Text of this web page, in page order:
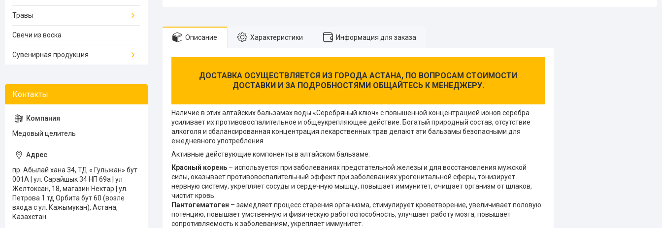
Описание Характеристики Информация для заказа
ДОСТАВКА ОСУЩЕСТВЛЯЕТСЯ ИЗ ГОРОДА АСТАНА, ПО ВОПРОСАМ СТОИМОСТИ
ДОСТАВКИ И ЗА ПОДРОБНОСТЯМИ ОБЩАЙТЕСЬ К МЕНЕДЖЕРУ.
Наличие в этих алтайских бальзамах воды «Серебряный ключ» с повышенной концентрацией ионов серебра
усиливает их противовоспалительное и общеукрепляющее действие. Богатый природный состав, отсутствие
алкоголя и сбалансированная концентрация лекарственных трав делают эти бальзамы безопасными для
ежедневного употребления.
Активные действующие компоненты в алтайском бальзаме:
Красный корень – используется при заболеваниях предстательной железы и для восстановления мужской
силы, оказывает противовоспалительный эффект при заболеваниях урогенитальной сферы, тонизирует
нервную систему, укрепляет сосуды и сердечную мышцу, повышает иммунитет, очищает организм от шлаков,
чистит кровь.
Пантогематоген – замедляет процесс старения организма, стимулирует кроветворение, увеличивает половую
потенцию, повышает умственную и физическую работоспособность, улучшает работу мозга, повышает
сопротивляемость к заболеваниям, укрепляет иммунитет.
Травы
Свечи из воска
Сувенирная продукция
Медовый целитель
пр. Абылай хана 34, ТД « Гульжан» бут
001А | ул. Сарайшык 34 НП 69а | ул
Желтоксан, 18, магазин Нектар | ул.
Петрова 1 тд Орбита бут 60 (возле
входа с ул. Кажымукан), Астана,
Казахстан